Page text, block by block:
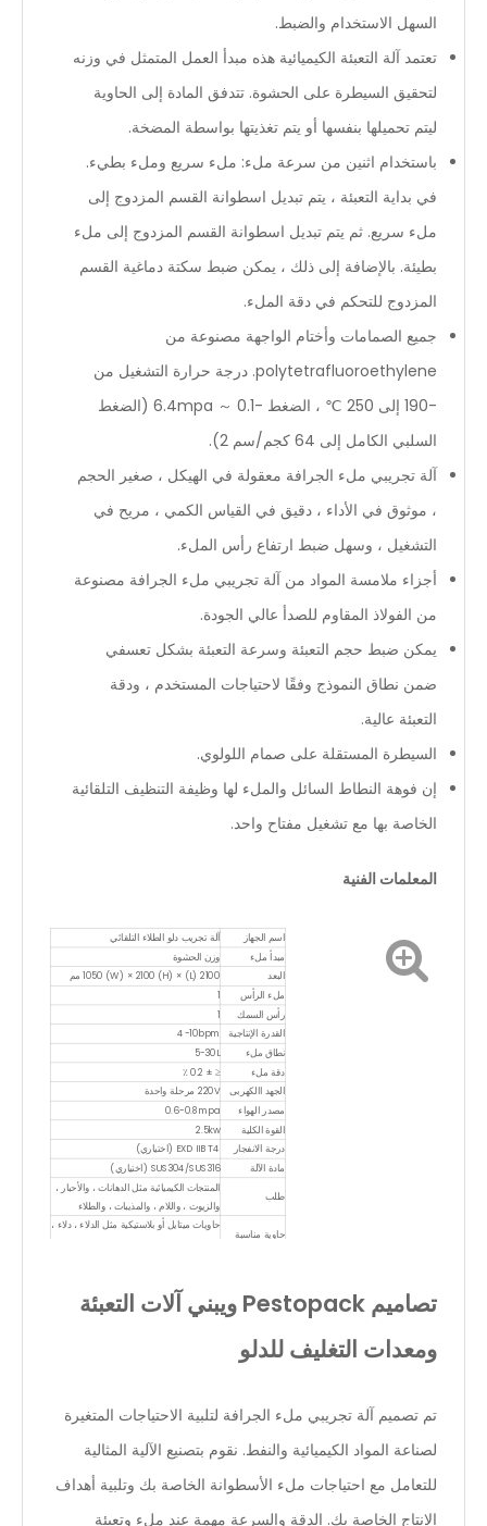
السهل الاستخدام والضبط.
تعتمد آلة التعبئة الكيميائية هذه مبدأ العمل المتمثل في وزنه
لتحقيق السيطرة على الحشوة. تتدفق المادة إلى الحاوية
ليتم تحميلها بنفسها أو يتم تغذيتها بواسطة المضخة.
باستخدام اثنين من سرعة ملء: ملء سريع وملء بطيء.
في بداية التعبئة ، يتم تبديل اسطوانة القسم المزدوج إلى
ملء سريع. ثم يتم تبديل اسطوانة القسم المزدوج إلى ملء
بطيئة. بالإضافة إلى ذلك ، يمكن ضبط سكتة دماغية القسم
المزدوج للتحكم في دقة الملء.
جميع الصمامات وأختام الواجهة مصنوعة من
polytetrafluoroethylene. درجة حرارة التشغيل من
-190 إلى 250 ℃ ، الضغط -0.1 ～ 6.4mpa (الضغط
السلبي الكامل إلى 64 كجم/سم 2).
آلة تجريبي ملء الجرافة معقولة في الهيكل ، صغير الحجم
، موثوق في الأداء ، دقيق في القياس الكمي ، مريح في
التشغيل ، وسهل ضبط ارتفاع رأس الملء.
أجزاء ملامسة المواد من آلة تجريبي ملء الجرافة مصنوعة
من الفولاذ المقاوم للصدأ عالي الجودة.
يمكن ضبط حجم التعبئة وسرعة التعبئة بشكل تعسفي
ضمن نطاق النموذج وفقًا لاحتياجات المستخدم ، ودقة
التعبئة عالية.
السيطرة المستقلة على صمام اللولوي.
إن فوهة النطاط السائل والملء لها وظيفة التنظيف التلقائية
الخاصة بها مع تشغيل مفتاح واحد.
المعلمات الفنية
اسم الجهاز
آلة تجريب دلو الطلاء التلقائي
مبدأ ملء
وزن الحشوة
البعد 2100 (L) × 1050 (W) × 2100 (H) مم
ملء الرأس
1
رأس السمك
1
القدرة الإنتاجية
4-10bpm
نطاق ملء
5-30L
دقة ملء
≤ ± 0.2 ٪
الجهد االكهربى
220V مرحلة واحدة
مصدر الهواء
0.6-0.8mpa
القوة الكلية
2.5kw
درجة الانفجار
EXD IIB T4 (اختياري)
مادة الآلة
SUS304/SUS316 (اختياري)
طلب
المنتجات الكيميائية مثل الدهانات ، والأحبار ،
والزيوت ، واللام ، والمذيبات ، والطلاء
حاوية مناسبة
حاويات ميتايل أو بلاستيكية مثل الدلاء ، دلاء ،
تصاميم Pestopack ويبني آلات التعبئة
ومعدات التغليف للدلو
تم تصميم آلة تجريبي ملء الجرافة لتلبية الاحتياجات المتغيرة
لصناعة المواد الكيميائية والنفط. نقوم بتصنيع الآلية المثالية
للتعامل مع احتياجات ملء الأسطوانة الخاصة بك وتلبية أهداف
الإنتاج الخاصة بك. الدقة والسرعة مهمة عند ملء وتعبئة